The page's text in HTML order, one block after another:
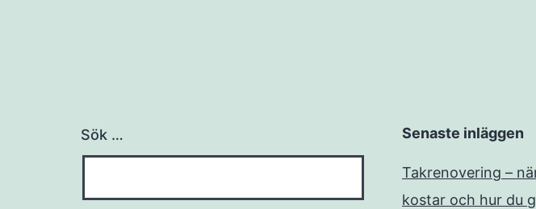
Sök … Senaste inläggen
Takrenovering –
kostar och hur du